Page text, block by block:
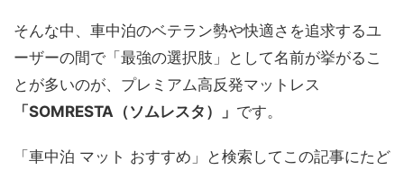
そんな中、車中泊のベテラン勢や快適さを追求するユ
ーザーの間で「最強の選択肢」として名前が挙がるこ
とが多いのが、プレミアム高反発マットレス
「SOMRESTA（ソムレスタ）」 です。
「車中泊 マット おすすめ」と検索してこの記事にたど